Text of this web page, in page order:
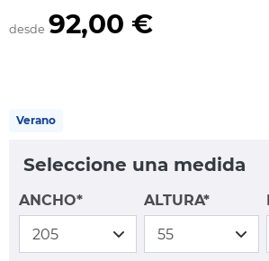
desde 92,00 €
Verano
Seleccione una medida
ANCHO* ALTURA*